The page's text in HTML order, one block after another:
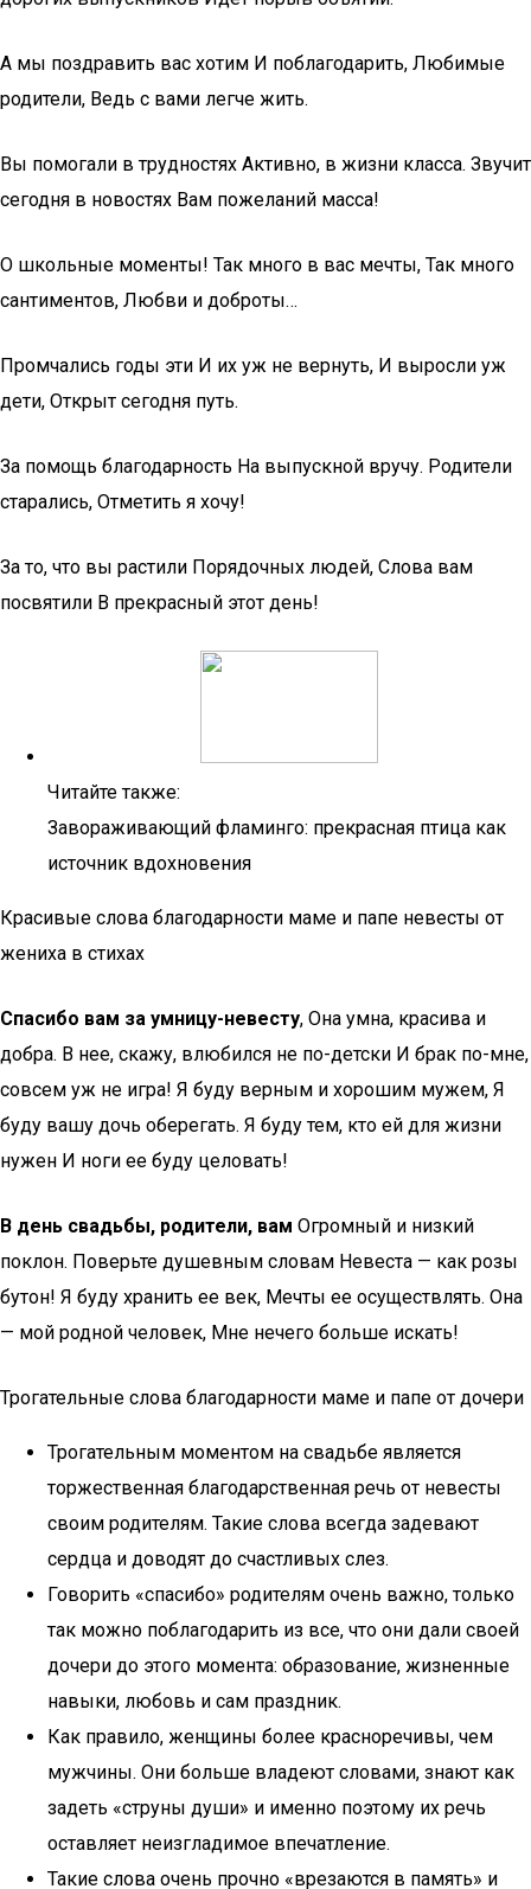
А мы поздравить вас хотим И поблагодарить, Любимые
родители, Ведь с вами легче жить.
Вы помогали в трудностях Активно, в жизни класса. Звучит
сегодня в новостях Вам пожеланий масса!
О школьные моменты! Так много в вас мечты, Так много
сантиментов, Любви и доброты…
Промчались годы эти И их уж не вернуть, И выросли уж
дети, Открыт сегодня путь.
За помощь благодарность На выпускной вручу. Родители
старались, Отметить я хочу!
За то, что вы растили Порядочных людей, Слова вам
посвятили В прекрасный этот день!
Читайте также:
Завораживающий фламинго: прекрасная птица как
источник вдохновения
Красивые слова благодарности маме и папе невесты от
жениха в стихах
Спасибо вам за умницу-невесту, Она умна, красива и
добра. В нее, скажу, влюбился не по-детски И брак по-мне,
совсем уж не игра! Я буду верным и хорошим мужем, Я
буду вашу дочь оберегать. Я буду тем, кто ей для жизни
нужен И ноги ее буду целовать!
В день свадьбы, родители, вам Огромный и низкий
поклон. Поверьте душевным словам Невеста — как розы
бутон! Я буду хранить ее век, Мечты ее осуществлять. Она
— мой родной человек, Мне нечего больше искать!
Трогательные слова благодарности маме и папе от дочери
Трогательным моментом на свадьбе является
торжественная благодарственная речь от невесты
своим родителям. Такие слова всегда задевают
сердца и доводят до счастливых слез.
Говорить «спасибо» родителям очень важно, только
так можно поблагодарить из все, что они дали своей
дочери до этого момента: образование, жизненные
навыки, любовь и сам праздник.
Как правило, женщины более красноречивы, чем
мужчины. Они больше владеют словами, знают как
задеть «струны души» и именно поэтому их речь
оставляет неизгладимое впечатление.
Такие слова очень прочно «врезаются в память» и